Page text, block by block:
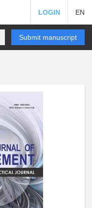
LOGIN EN
Submit manuscript